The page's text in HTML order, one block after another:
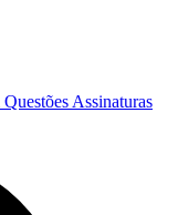
Questões Assinaturas